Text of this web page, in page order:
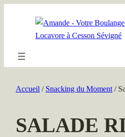
Accueil / Snacking du Moment /
SALADE